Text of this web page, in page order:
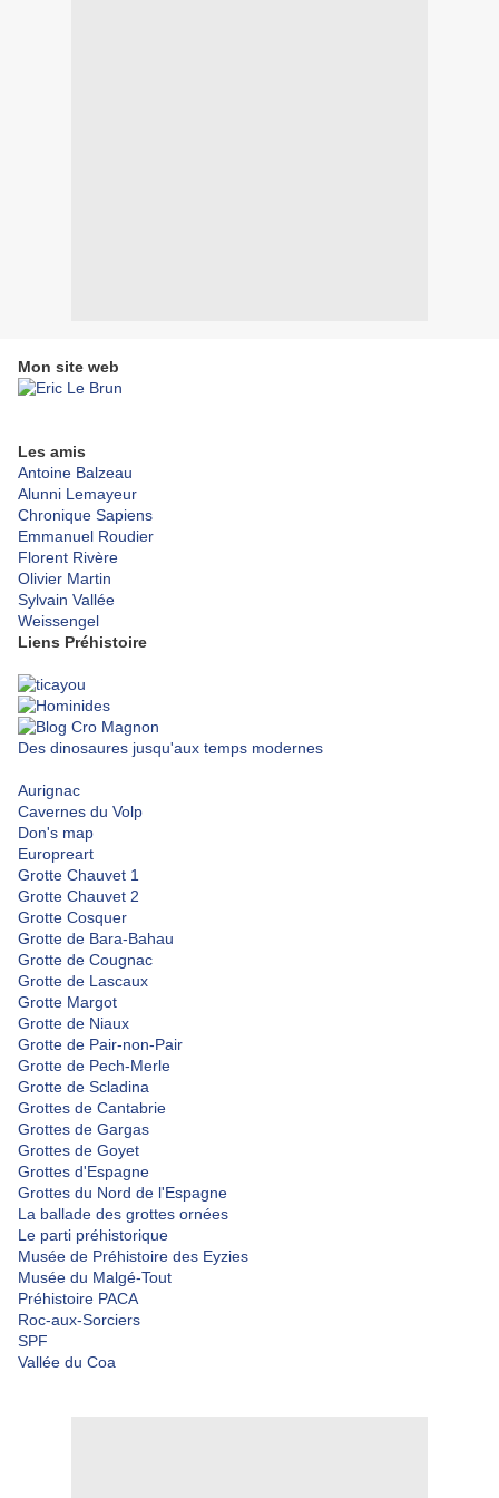
Mon site web
Les amis
Antoine Balzeau
Alunni Lemayeur
Chronique Sapiens
Emmanuel Roudier
Florent Rivère
Olivier Martin
Sylvain Vallée
Weissengel
Liens Préhistoire
Des dinosaures jusqu'aux temps modernes
Aurignac
Cavernes du Volp
Don's map
Europreart
Grotte Chauvet 1
Grotte Chauvet 2
Grotte Cosquer
Grotte de Bara-Bahau
Grotte de Cougnac
Grotte de Lascaux
Grotte Margot
Grotte de Niaux
Grotte de Pair-non-Pair
Grotte de Pech-Merle
Grotte de Scladina
Grottes de Cantabrie
Grottes de Gargas
Grottes de Goyet
Grottes d'Espagne
Grottes du Nord de l'Espagne
La ballade des grottes ornées
Le parti préhistorique
Musée de Préhistoire des Eyzies
Musée du Malgé-Tout
Préhistoire PACA
Roc-aux-Sorciers
SPF
Vallée du Coa